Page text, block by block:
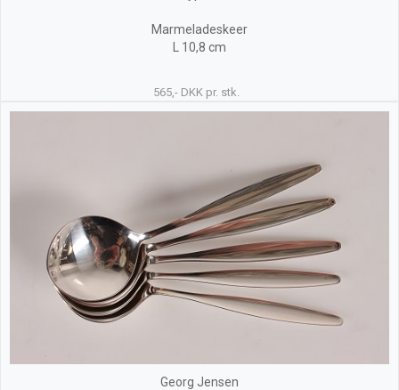
Marmeladeskeer
L 10,8 cm
565,- DKK pr. stk.
Georg Jensen